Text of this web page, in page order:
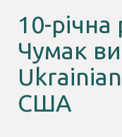
10-річна
Чумак
США